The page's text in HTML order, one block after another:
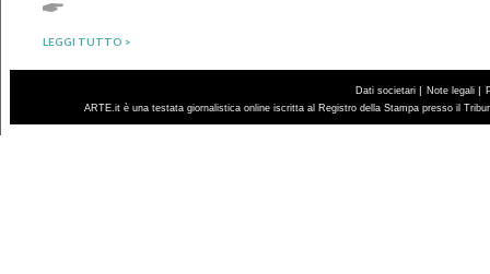
LEGGI TUTTO >
Dati societari | Note legali |
ARTE.it è una testata giornalistica online iscritta al Registro della Stampa presso il